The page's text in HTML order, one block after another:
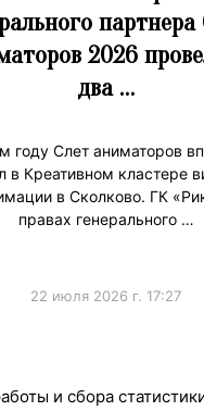
партнера
2026
два …
году Слет аниматоров
в Креативном кластере
в Сколково. ГК
правах генерального …
22 июля 2026 г. 17:27
и сбора